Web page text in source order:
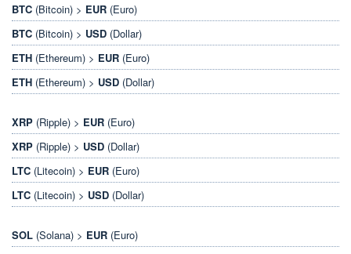
BTC (Bitcoin) > EUR (Euro)
BTC (Bitcoin) > USD (Dollar)
ETH (Ethereum) > EUR (Euro)
ETH (Ethereum) > USD (Dollar)
XRP (Ripple) > EUR (Euro)
XRP (Ripple) > USD (Dollar)
LTC (Litecoin) > EUR (Euro)
LTC (Litecoin) > USD (Dollar)
SOL (Solana) > EUR (Euro)